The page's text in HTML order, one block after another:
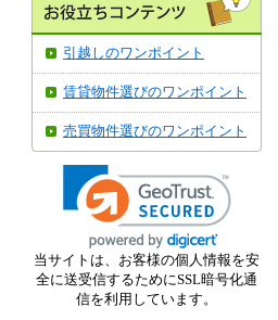
引越しのワンポイント
賃貸物件選びのワンポイント
売買物件選びのワンポイント
当サイトは、お客様の個人情報を安
全に送受信するためにSSL暗号化通
信を利用しています。